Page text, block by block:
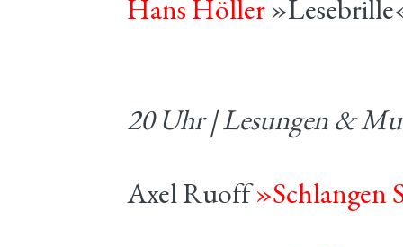
Hans Höller
20 Uhr | Lesungen &
Axel Ruoff»Schlangen